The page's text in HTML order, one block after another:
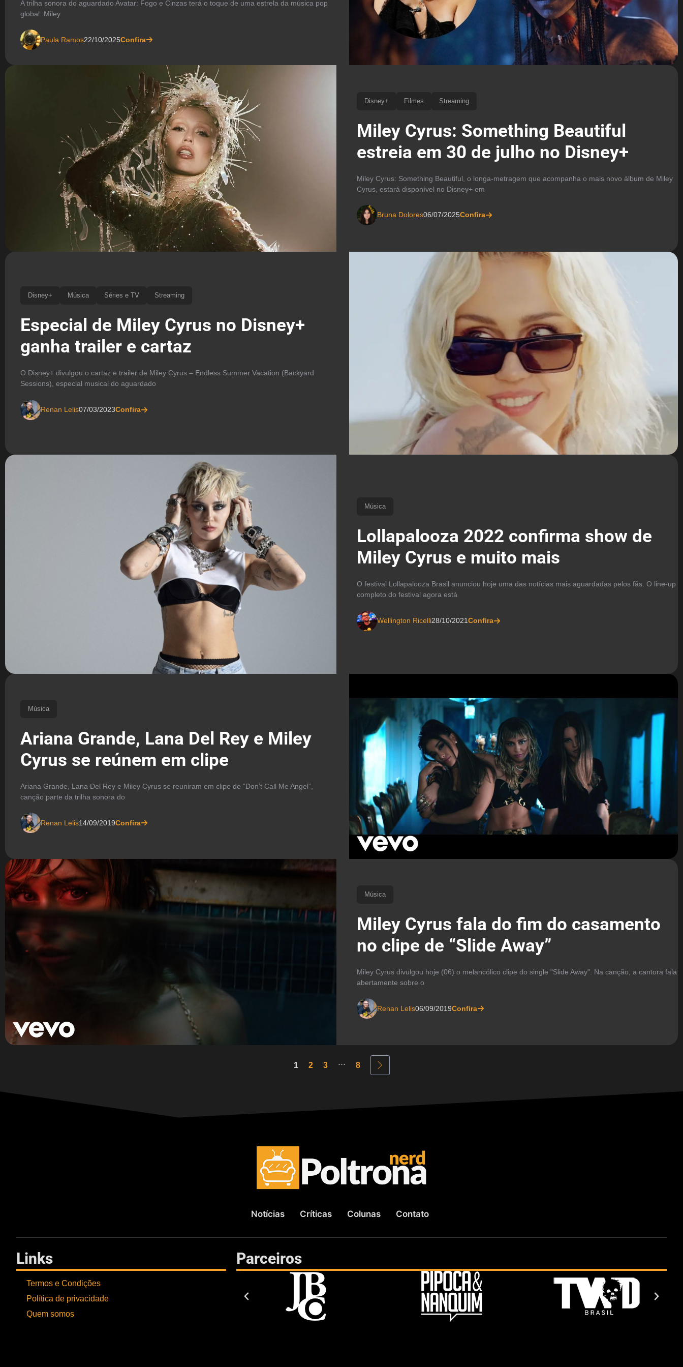
A trilha sonora do aguardado Avatar: Fogo e Cinzas terá o toque de uma estrela da música pop
global: Miley
Paula Ramos22/10/2025Confira
Disney+ Filmes Streaming
Miley Cyrus: Something Beautiful
estreia em 30 de julho no Disney+
Miley Cyrus: Something Beautiful, o longa-metragem que acompanha o mais novo álbum de Miley
Cyrus, estará disponível no Disney+ em
Bruna Dolores06/07/2025Confira
Disney+ Música Séries e TV Streaming
Especial de Miley Cyrus no Disney+
ganha trailer e cartaz
O Disney+ divulgou o cartaz e trailer de Miley Cyrus – Endless Summer Vacation (Backyard
Sessions), especial musical do aguardado
Renan Lelis07/03/2023Confira
Música
Lollapalooza 2022 confirma show de
Miley Cyrus e muito mais
O festival Lollapalooza Brasil anunciou hoje uma das notícias mais aguardadas pelos fãs. O line-up
completo do festival agora está
Wellington Ricelli28/10/2021Confira
Música
Ariana Grande, Lana Del Rey e Miley
Cyrus se reúnem em clipe
Ariana Grande, Lana Del Rey e Miley Cyrus se reuniram em clipe de “Don’t Call Me Angel”,
canção parte da trilha sonora do
Renan Lelis14/09/2019Confira
Música
Miley Cyrus fala do fim do casamento
no clipe de “Slide Away”
Miley Cyrus divulgou hoje (06) o melancólico clipe do single "Slide Away". Na canção, a cantora fala
abertamente sobre o
Renan Lelis06/09/2019Confira
1 2 3 ... 8
Notícias Críticas Colunas Contato
Links
Termos e Condições
Política de privacidade
Quem somos
Parceiros